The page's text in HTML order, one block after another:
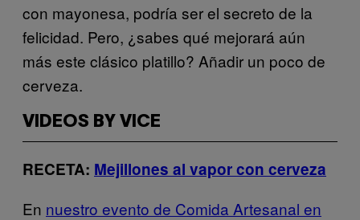
con mayonesa, podría ser el secreto de la
felicidad. Pero, ¿sabes qué mejorará aún
más este clásico platillo? Añadir un poco de
cerveza.
VIDEOS BY VICE
RECETA: Mejillones al vapor con cerveza
En nuestro evento de Comida Artesanal en